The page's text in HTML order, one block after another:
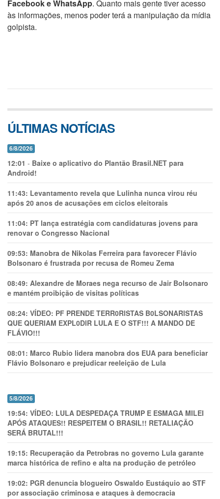
Facebook e WhatsApp. Quanto mais gente tiver acesso
às informações, menos poder terá a manipulação da mídia
golpista.
ÚLTIMAS NOTÍCIAS
6/8/2026
12:01 - Baixe o aplicativo do Plantão Brasil.NET para
Android!
11:43: Levantamento revela que Lulinha nunca virou réu
após 20 anos de acusações em ciclos eleitorais
11:04: PT lança estratégia com candidaturas jovens para
renovar o Congresso Nacional
09:53: Manobra de Nikolas Ferreira para favorecer Flávio
Bolsonaro é frustrada por recusa de Romeu Zema
08:49: Alexandre de Moraes nega recurso de Jair Bolsonaro
e mantém proibição de visitas políticas
08:24: VÍDEO: PF PRENDE TERR0RlSTAS B0LSONARlSTAS
QUE QUERIAM EXPL0DlR LULA E O STF!!! A MANDO DE
FLÁVIO!!!
08:01: Marco Rubio lidera manobra dos EUA para beneficiar
Flávio Bolsonaro e prejudicar reeleição de Lula
5/8/2026
19:54: VÍDEO: LULA DESPEDAÇA TRUMP E ESMAGA MILEI
APÓS ATAQUES!! RESPEITEM O BRASIL!! RETALIAÇÃO
SERÁ BRUTAL!!!
19:15: Recuperação da Petrobras no governo Lula garante
marca histórica de refino e alta na produção de petróleo
19:02: PGR denuncia blogueiro Oswaldo Eustáquio ao STF
por associação criminosa e ataques à democracia